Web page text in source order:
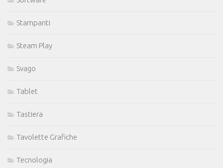
Stampanti
Steam Play
Svago
Tablet
Tastiera
Tavolette Grafiche
Tecnologia